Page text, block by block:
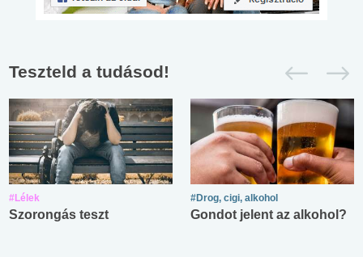
Teszteld a tudásod!
#Lélek
Szorongás teszt
#Drog, cigi, alkohol
Gondot jelent az alkohol?